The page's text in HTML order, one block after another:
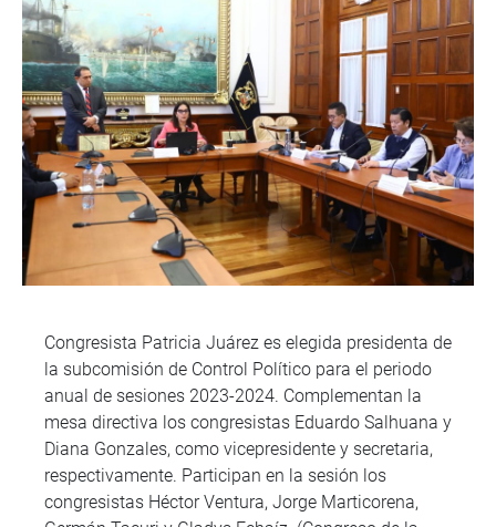
Congresista Patricia Juárez es elegida presidenta de
la subcomisión de Control Político para el periodo
anual de sesiones 2023-2024. Complementan la
mesa directiva los congresistas Eduardo Salhuana y
Diana Gonzales, como vicepresidente y secretaria,
respectivamente. Participan en la sesión los
congresistas Héctor Ventura, Jorge Marticorena,